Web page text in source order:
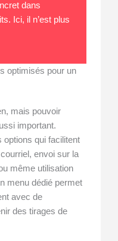
dans
Ici, il n’est plus
optimisés pour un
mais pouvoir
important.
options qui facilitent
envoi sur la
même utilisation
menu dédié permet
avec de
des tirages de